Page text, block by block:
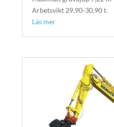
Arbetsvikt 29,90-30,90 t.
Läs mer